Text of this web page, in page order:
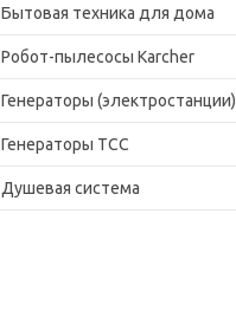
Бытовая техника для дома
Робот-пылесосы Karcher
Генераторы (электростанции)
Генераторы ТСС
Душевая система